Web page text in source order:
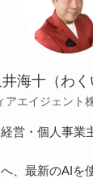
海十（わく
アエイジェン
営・個人事業
、最新のAIを